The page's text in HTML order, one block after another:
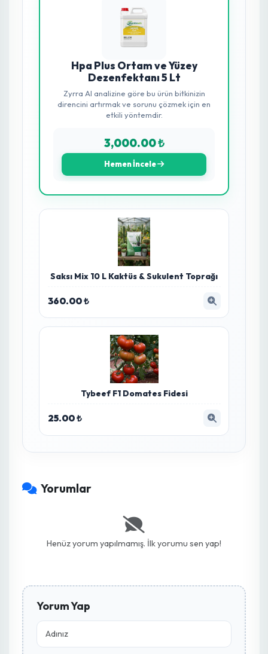
Sera demirlerinde, sulama borularında paslanma
Güçlü Etken Maddeler
%15 Hidrojen Peroksit:Hücre duvarını parçalar.
%15 Alkol Benzen Sülfonik Asit:Organik kirleri
söker.
dezenfeksiyon.
%10 Bağlayıcı Enzimler:Uzun süre kalıcılık.
Zyrra AI Premium Çözümler
Analiz sonucuna göre bitkinizi iyileştirecek en
Birinci Öncelik
Hpa Plus Ortam ve Yüzey
Hemen İncele
Saksı Mix 10 L Kaktüs & Sukulent Toprağı